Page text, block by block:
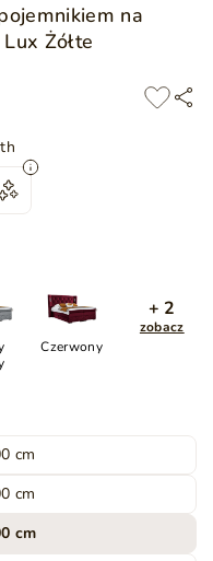
na
Żółte
Czerwony
+ 2
zobacz
cm
cm
cm